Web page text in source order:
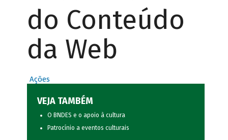
do Conteúdo
da Web
Ações
VEJA TAMBÉM
O BNDES e o apoio à cultura
Patrocínio a eventos culturais